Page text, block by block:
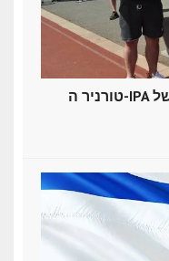
טורניר ה-IPA גייס 19,440 אירו עבור ילדיהם של